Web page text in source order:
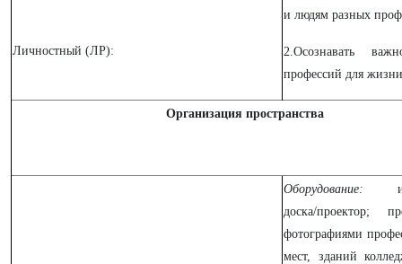
Личностный (ЛР):
и людям разных
2.Осознавать
профессий для
Организация пространства
Оборудование:
доска/проектор;
фотографиями
мест, зданий